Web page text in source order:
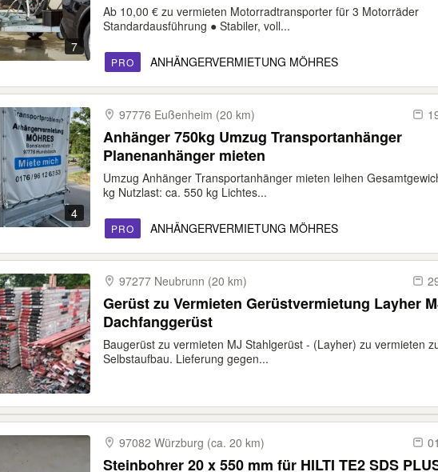
7
Ab 10,00 € zu vermieten Motorradtransporter für 3 Motorräder
Standardausführung ● Stabiler, voll...
PRO ANHÄNGERVERMIETUNG MÖHRES
4
97776 Eußenheim (20 km)
Anhänger 750kg Umzug Transportanhänger
Planenanhänger mieten
Umzug Anhänger Transportanhänger mieten leihen
kg Nutzlast: ca. 550 kg Lichtes...
PRO ANHÄNGERVERMIETUNG MÖHRES
97277 Neubrunn (20 km)
Gerüst zu Vermieten Gerüstvermietung Layher
Dachfanggerüst
Baugerüst zu vermieten MJ Stahlgerüst - (Layher) zu vermieten
Selbstaufbau. Lieferung gegen...
97082 Würzburg (ca. 20 km)
Steinbohrer 20 x 550 mm für HILTI TE2 SDS